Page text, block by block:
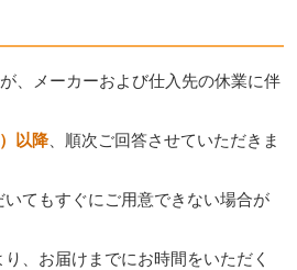
、メーカーおよび仕入先の休業に伴
以降、順次ご回答させていただきま
てもすぐにご用意できない場合が
、お届けまでにお時間をいただく